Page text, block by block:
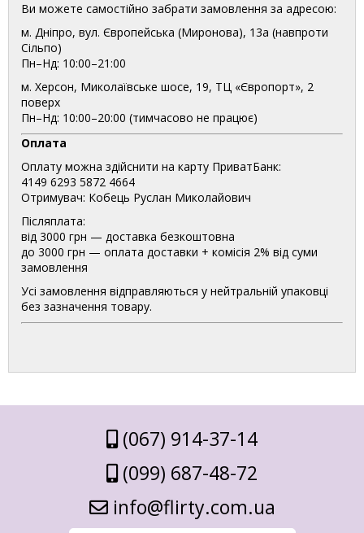
Ви можете самостійно забрати замовлення за адресою:
м. Дніпро, вул. Європейська (Миронова), 13а (навпроти
Сільпо)
Пн–Нд: 10:00–21:00
м. Херсон, Миколаївське шосе, 19, ТЦ «Європорт», 2
поверх
Пн–Нд: 10:00–20:00 (тимчасово не працює)
Оплата
Оплату можна здійснити на карту ПриватБанк:
4149 6293 5872 4664
Отримувач: Кобець Руслан Миколайович
Післяплата:
від 3000 грн — доставка безкоштовна
до 3000 грн — оплата доставки + комісія 2% від суми
замовлення
Усі замовлення відправляються у нейтральній упаковці
без зазначення товару.
(067) 914-37-14
(099) 687-48-72
info@flirty.com.ua